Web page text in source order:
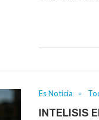
Es Noticia
INTELISIS